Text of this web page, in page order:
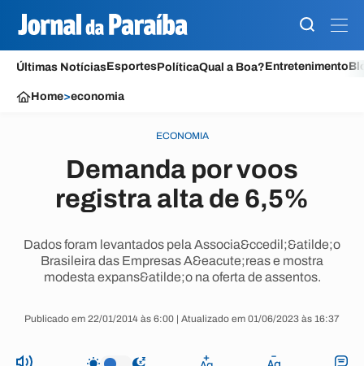
Últimas NotíciasEsportesPolíticaQual a Boa?Entretenimento
Home>economia
ECONOMIA
Demanda por voos
registra alta de 6,5%
Dados foram levantados pela Associa&ccedil;&atilde;o
Brasileira das Empresas A&eacute;reas e mostra
modesta expans&atilde;o na oferta de assentos.
Publicado em 22/01/2014 às 6:00 | Atualizado em 01/06/2023 às 16:37